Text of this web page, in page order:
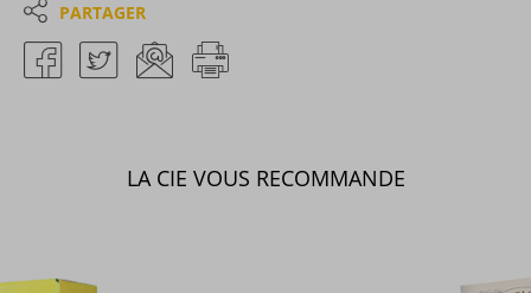
PARTAGER
LA CIE VOUS RECOMMANDE